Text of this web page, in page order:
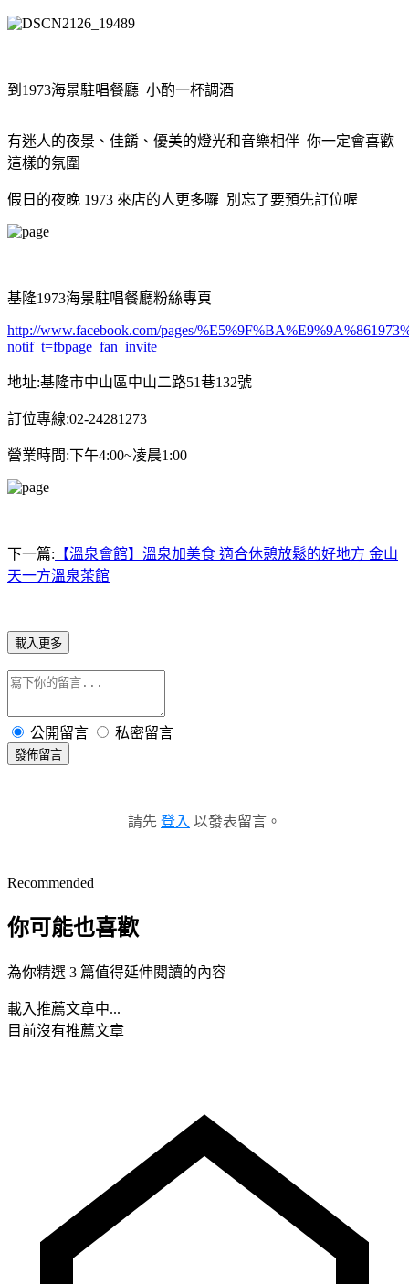
到1973海景駐唱餐廳 小酌一杯調酒
有迷人的夜景 、 佳餚 、 優美的燈光和音樂相伴 你一定會喜歡
這樣的氛圍
假日的夜晚 1973 來店的人更多囉 別忘了要預先訂位喔
基隆1973海景駐唱餐廳粉絲專頁
http://www.facebook.com/pages/
notif_t=fbpage_fan_invite
地址:基隆市中山區中山二路51巷132號
訂位專線:02-24281273
營業時間:下午4:00~凌晨1:00
下一篇: 【溫泉會館】溫泉加美食 適合休憩放鬆的好地方 金山
天一方溫泉茶館
載入更多
公開留言 私密留言
發佈留言
請先 登入 以發表留言。
Recommended
你可能也喜歡
為你精選 3 篇值得延伸閱讀的內容
載入推薦文章中...
目前沒有推薦文章